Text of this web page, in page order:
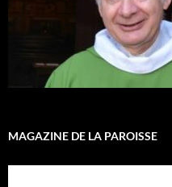
MAGAZINE DE LA PAROISSE